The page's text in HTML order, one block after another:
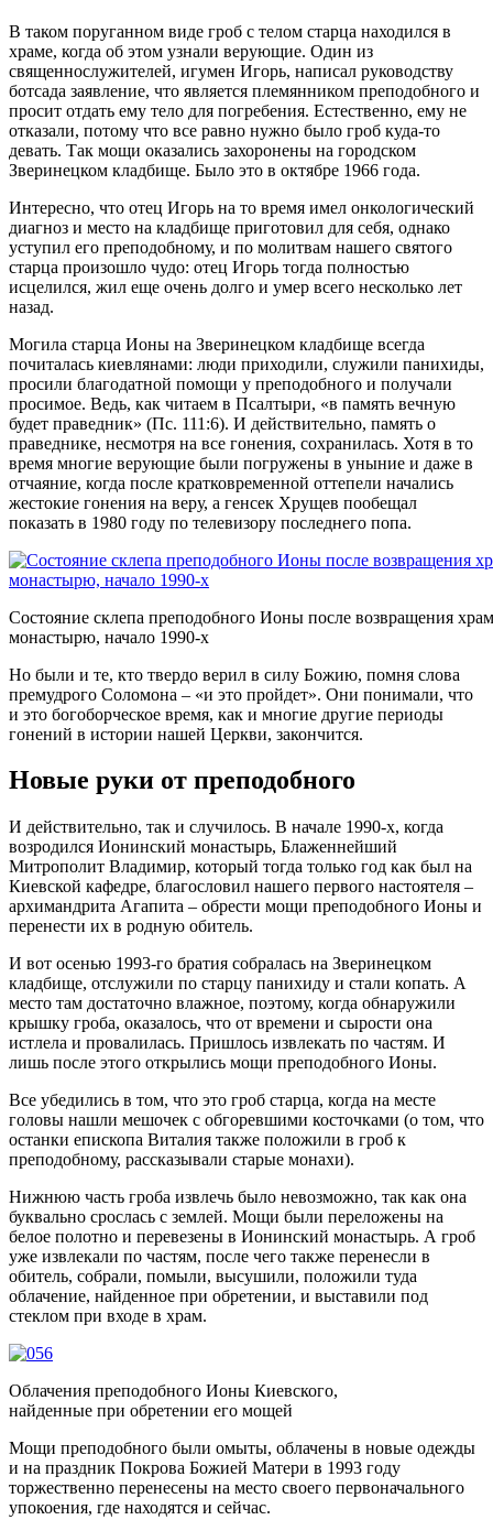
В таком поруганном виде гроб с телом старца находился в
храме, когда об этом узнали верующие. Один из
священнослужителей, игумен Игорь, написал руководству
ботсада заявление, что является племянником преподобного и
просит отдать ему тело для погребения. Естественно, ему не
отказали, потому что все равно нужно было гроб куда-то
девать. Так мощи оказались захоронены на городском
Зверинецком кладбище. Было это в октябре 1966 года.
Интересно, что отец Игорь на то время имел онкологический
диагноз и место на кладбище приготовил для себя, однако
уступил его преподобному, и по молитвам нашего святого
старца произошло чудо: отец Игорь тогда полностью
исцелился, жил еще очень долго и умер всего несколько лет
назад.
Могила старца Ионы на Зверинецком кладбище всегда
почиталась киевлянами: люди приходили, служили панихиды,
просили благодатной помощи у преподобного и получали
просимое. Ведь, как читаем в Псалтыри, «в память вечную
будет праведник» (Пс. 111:6). И действительно, память о
праведнике, несмотря на все гонения, сохранилась. Хотя в то
время многие верующие были погружены в уныние и даже в
отчаяние, когда после кратковременной оттепели начались
жестокие гонения на веру, а генсек Хрущев пообещал
показать в 1980 году по телевизору последнего попа.
Состояние склепа преподобного Ионы после возвращения
монастырю, начало 1990-х
Но были и те, кто твердо верил в силу Божию, помня слова
премудрого Соломона – «и это пройдет». Они понимали, что
и это богоборческое время, как и многие другие периоды
гонений в истории нашей Церкви, закончится.
Новые руки от преподобного
И действительно, так и случилось. В начале 1990-х, когда
возродился Ионинский монастырь, Блаженнейший
Митрополит Владимир, который тогда только год как был на
Киевской кафедре, благословил нашего первого настоятеля –
архимандрита Агапита – обрести мощи преподобного Ионы и
перенести их в родную обитель.
И вот осенью 1993-го братия собралась на Зверинецком
кладбище, отслужили по старцу панихиду и стали копать. А
место там достаточно влажное, поэтому, когда обнаружили
крышку гроба, оказалось, что от времени и сырости она
истлела и провалилась. Пришлось извлекать по частям. И
лишь после этого открылись мощи преподобного Ионы.
Все убедились в том, что это гроб старца, когда на месте
головы нашли мешочек с обгоревшими косточками (о том, что
останки епископа Виталия также положили в гроб к
преподобному, рассказывали старые монахи).
Нижнюю часть гроба извлечь было невозможно, так как она
буквально срослась с землей. Мощи были переложены на
белое полотно и перевезены в Ионинский монастырь. А гроб
уже извлекали по частям, после чего также перенесли в
обитель, собрали, помыли, высушили, положили туда
облачение, найденное при обретении, и выставили под
стеклом при входе в храм.
Облачения преподобного Ионы Киевского,
найденные при обретении его мощей
Мощи преподобного были омыты, облачены в новые одежды
и на праздник Покрова Божией Матери в 1993 году
торжественно перенесены на место своего первоначального
упокоения, где находятся и сейчас.